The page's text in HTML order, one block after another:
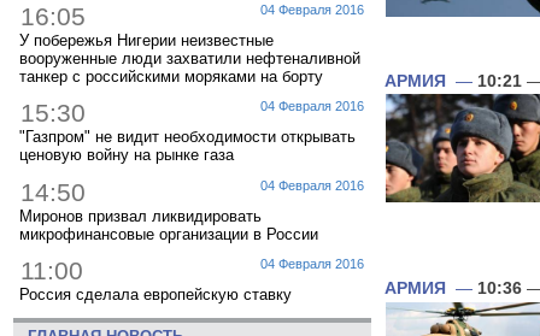
04 Февраля 2016
16:05
У побережья Нигерии неизвестные
вооруженные люди захватили нефтеналивной
танкер с российскими моряками на борту
04 Февраля 2016
15:30
"Газпром" не видит необходимости открывать
ценовую войну на рынке газа
04 Февраля 2016
14:50
Миронов призвал ликвидировать
микрофинансовые организации в России
04 Февраля 2016
11:00
Россия сделала европейскую ставку
АРМИЯ — 10:21
АРМИЯ — 10:36 —